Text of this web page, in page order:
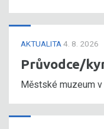
AKTUALITA 4. 8. 2026
Průvodce/
Městské muzeum